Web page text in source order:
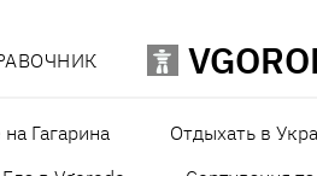
Гагарина Отдыхать в